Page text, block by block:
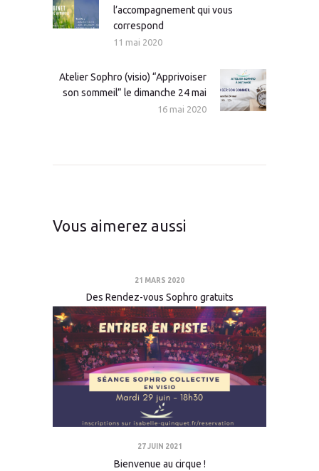
précédent
:
l’accompagnement qui vous
correspond
11 mai 2020
Article
suivant
:
Atelier Sophro (visio) “Apprivoiser
son sommeil” le dimanche 24 mai
16 mai 2020
Vous aimerez aussi
21 MARS 2020
Des Rendez-vous Sophro gratuits
27 JUIN 2021
Bienvenue au cirque !